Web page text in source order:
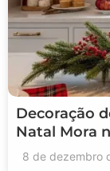
Decoração
Natal Mora
8 de dezembro